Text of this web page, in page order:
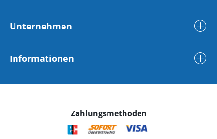
Unternehmen
Informationen
Zahlungsmethoden